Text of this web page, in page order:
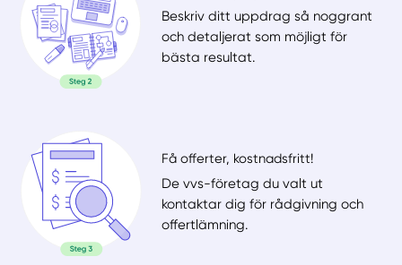
Beskriv ditt uppdrag så noggrant
och detaljerat som möjligt för
bästa resultat.
Få offerter, kostnadsfritt!
De vvs-företag du valt ut
kontaktar dig för rådgivning och
offertlämning.